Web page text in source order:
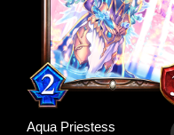
Aqua Priestess